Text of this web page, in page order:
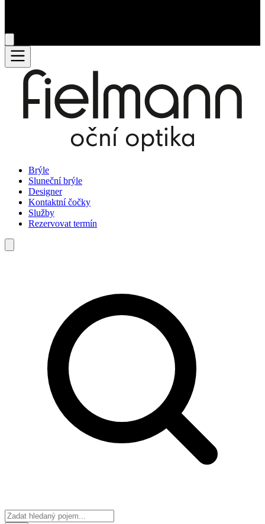
Brýle
Sluneční brýle
Designer
Kontaktní čočky
Služby
Rezervovat termín